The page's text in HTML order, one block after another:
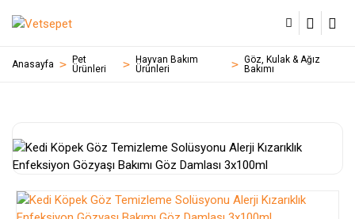
Anasayfa
Pet
Ürünleri
Hayvan Bakım
Ürünleri
Göz, Kulak & Ağız
Bakımı